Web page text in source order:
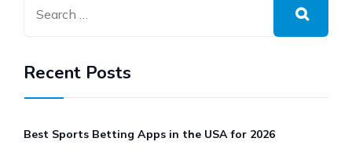
Recent Posts
Best Sports Betting Apps in the USA for 2026